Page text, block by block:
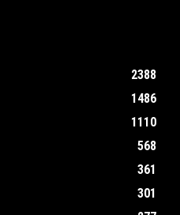
2388
1486
1110
568
361
301